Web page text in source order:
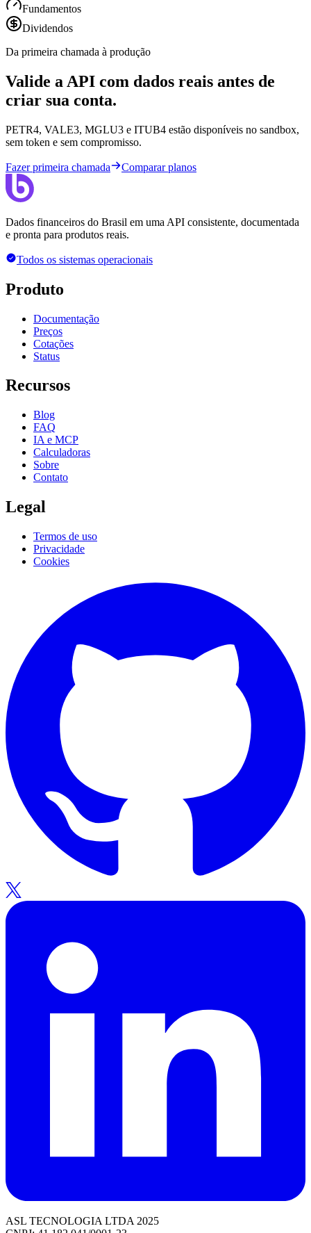
Fundamentos
Dividendos
Da primeira chamada à produção
Valide a API com dados reais antes de
criar sua conta.
PETR4, VALE3, MGLU3 e ITUB4 estão disponíveis no sandbox,
sem token e sem compromisso.
Fazer primeira chamada Comparar planos
Dados financeiros do Brasil em uma API consistente, documentada
e pronta para produtos reais.
Todos os sistemas operacionais
Produto
Documentação
Preços
Cotações
Status
Recursos
Blog
FAQ
IA e MCP
Calculadoras
Sobre
Contato
Legal
Termos de uso
Privacidade
Cookies
ASL TECNOLOGIA LTDA 2025